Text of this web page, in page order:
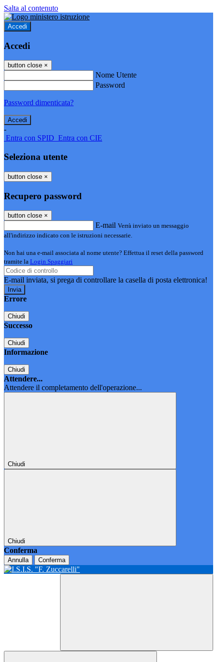
Salta al contenuto
Accedi
Accedi
button close ×
Nome Utente
Password
Password dimenticata?
-
Entra con SPID Entra con CIE
Seleziona utente
button close ×
Recupero password
button close ×
E-mail Verrà inviato un messaggio
all'indirizzo indicato con le istruzioni necessarie.
Non hai una e-mail associata al nome utente? Effettua il reset della password
tramite la Login Spaggiari
E-mail inviata, si prega di controllare la casella di posta elettronica!
Errore
Chiudi
Successo
Chiudi
Informazione
Chiudi
Attendere...
Attendere il completamento dell'operazione...
Chiudi
Chiudi
Conferma
Annulla Conferma